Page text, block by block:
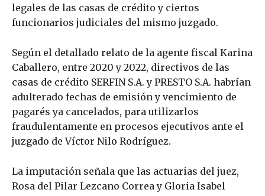
legales de las casas de crédito y ciertos
funcionarios judiciales del mismo juzgado.
Según el detallado relato de la agente fiscal Karina
Caballero, entre 2020 y 2022, directivos de las
casas de crédito SERFIN S.A. y PRESTO S.A. habrían
adulterado fechas de emisión y vencimiento de
pagarés ya cancelados, para utilizarlos
fraudulentamente en procesos ejecutivos ante el
juzgado de Víctor Nilo Rodríguez.
La imputación señala que las actuarias del juez,
Rosa del Pilar Lezcano Correa y Gloria Isabel